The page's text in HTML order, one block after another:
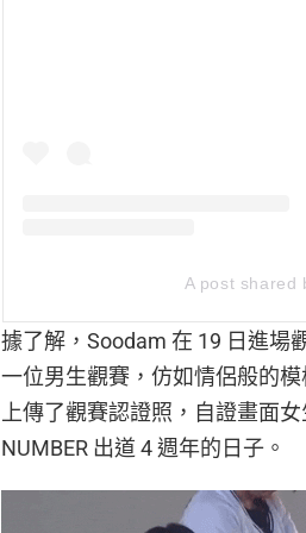
A post shared
據了解，Soodam 在 19 日進場
一位男生觀賽，仿如情侶般的
上傳了觀賽認證照，自證畫面
NUMBER 出道 4 週年的日子。